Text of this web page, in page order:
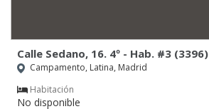
Calle Sedano, 16. 4º - Hab. #3 (3396)
Campamento, Latina, Madrid
Habitación
No disponible